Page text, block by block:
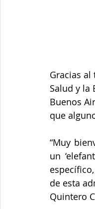
Gracias
Salud y la
Buenos
que
“Muy
un
de esta
Quintero